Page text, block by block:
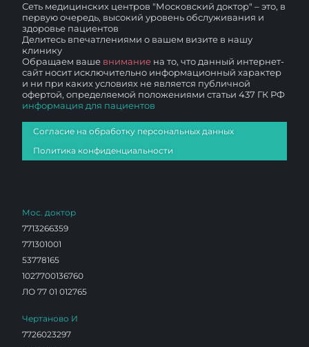
Сеть медицинских центров "Московский доктор" – это, в
первую очередь, высокий уровень обслуживания и
здоровье пациентов
Делитесь впечатлениями о вашем визите в нашу
клинику
Обращаем ваше внимание на то, что данный интернет-
сайт носит исключительно информационный характер
и ни при каких условиях не является публичной
офертой, определяемой положениями статьи 437 ГК РФ
информация для пациентов
Согласие на обработку персональных данных
Политика конфиденциальности
Мос. доктор
7713266359
771301001
53778165
1027700136760
ЛО 77 01 012765
Чертаново И
7726023297